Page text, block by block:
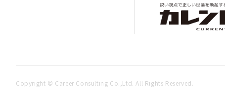
Copyright © Career Consulting Co.,Ltd. All Rights Reserved.